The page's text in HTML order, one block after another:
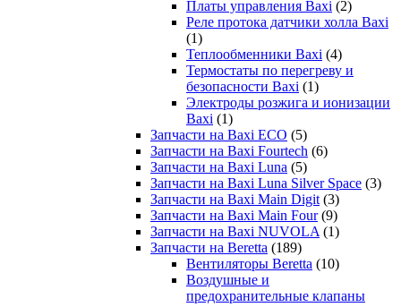
Платы управления Baxi (2)
Реле протока датчики холла Baxi
(1)
Теплообменники Baxi (4)
Термостаты по перегреву и
безопасности Baxi (1)
Электроды розжига и ионизации
Baxi (1)
Запчасти на Baxi ECO (5)
Запчасти на Baxi Fourtech (6)
Запчасти на Baxi Luna (5)
Запчасти на Baxi Luna Silver Space (3)
Запчасти на Baxi Main Digit (3)
Запчасти на Baxi Main Four (9)
Запчасти на Baxi NUVOLA (1)
Запчасти на Beretta (189)
Вентиляторы Beretta (10)
Воздушные и
предохранительные клапаны